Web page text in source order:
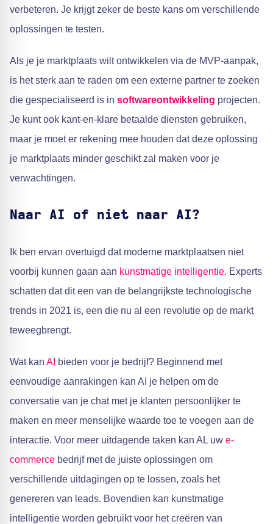
verbeteren. Je krijgt zeker de beste kans om verschillende
oplossingen te testen.
Als je je marktplaats wilt ontwikkelen via de MVP-aanpak,
is het sterk aan te raden om een externe partner te zoeken
die gespecialiseerd is in softwareontwikkeling projecten.
Je kunt ook kant-en-klare betaalde diensten gebruiken,
maar je moet er rekening mee houden dat deze oplossing
je marktplaats minder geschikt zal maken voor je
verwachtingen.
Naar AI of niet naar AI?
Ik ben ervan overtuigd dat moderne marktplaatsen niet
voorbij kunnen gaan aan kunstmatige intelligentie. Experts
schatten dat dit een van de belangrijkste technologische
trends in 2021 is, een die nu al een revolutie op de markt
teweegbrengt.
Wat kan AI bieden voor je bedrijf? Beginnend met
eenvoudige aanrakingen kan AI je helpen om de
conversatie van je chat met je klanten persoonlijker te
maken en meer menselijke waarde toe te voegen aan de
interactie. Voor meer uitdagende taken kan AL uw e-
commerce bedrijf met de juiste oplossingen om
verschillende uitdagingen op te lossen, zoals het
genereren van leads. Bovendien kan kunstmatige
intelligentie worden gebruikt voor het creëren van